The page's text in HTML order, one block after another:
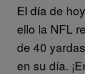
El día de
ello la NFL
de 40
en su día.